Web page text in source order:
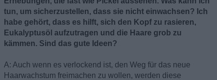
tun, um sicherzustellen, dass sie nicht einwachsen? Ich
habe gehört, dass es hilft, sich den Kopf zu rasieren,
Eukalyptusöl aufzutragen und die Haare grob zu
kämmen. Sind das gute Ideen?
A: Auch wenn es verlockend ist, den Weg für das neue
Haarwachstum freimachen zu wollen, werden diese